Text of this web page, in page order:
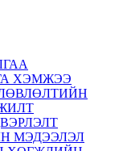
ХЭМЖЭЭ
МЭДЭЭЛЭЛ